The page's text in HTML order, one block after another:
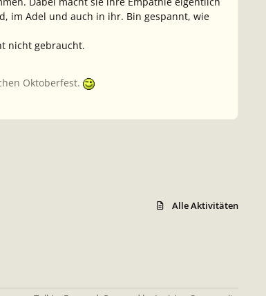
im Adel und auch in ihr. Bin gespannt, wie
nicht gebraucht.
Oktoberfest.
Alle Aktivitäten